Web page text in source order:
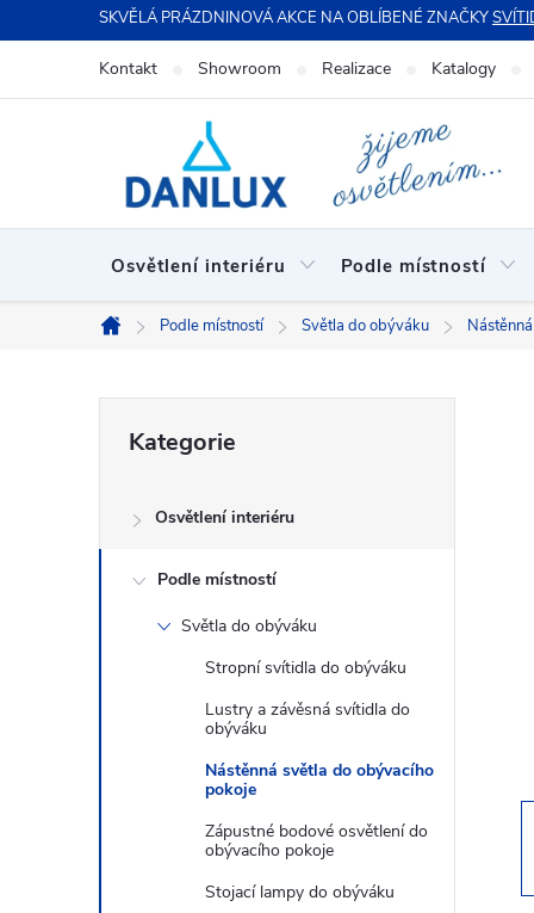
na
SKVĚLÁ PRÁZDNINOVÁ AKCE NA OBLÍBENÉ ZNAČKY
Kontakt Showroom Realizace Katalogy
Osvětlení interiéru Podle místností
Domů
Podle místností Světla do obýváku
s
kategorie
Kategorie
Osvětlení interiéru
Podle místností
Světla do obýváku
Stropní svítidla do obýváku
Lustry a závěsná svítidla do
obýváku
Nástěnná světla do obývacího
pokoje
Zápustné bodové osvětlení do
obývacího pokoje
Stojací lampy do obýváku